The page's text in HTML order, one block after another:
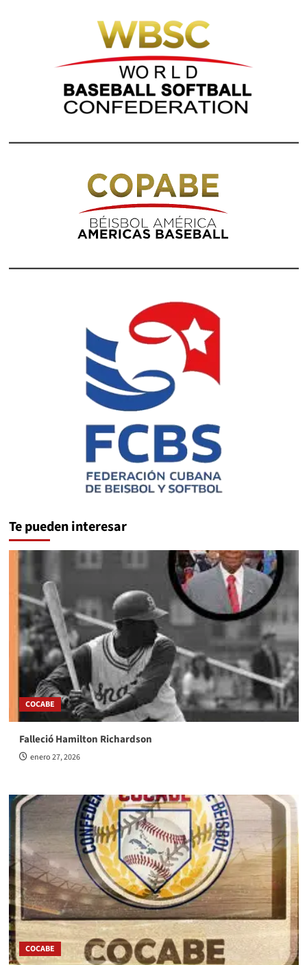
Te pueden interesar
COCABE
Falleció Hamilton Richardson
enero 27, 2026
COCABE